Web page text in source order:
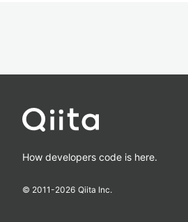
How developers code is here.
© 2011-2026 Qiita Inc.